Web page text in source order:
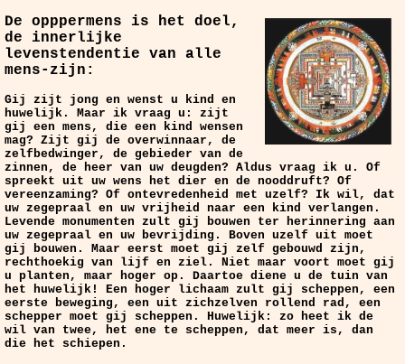
De opppermens is het doel,
de innerlijke
levenstendentie van alle
mens-zijn:
Gij zijt jong en wenst u kind en
huwelijk. Maar ik vraag u: zijt
gij een mens, die een kind wensen
mag? Zijt gij de overwinnaar, de
zelfbedwinger, de gebieder van de
zinnen, de heer van uw deugden? Aldus vraag ik u. Of
spreekt uit uw wens het dier en de nooddruft? Of
vereenzaming? Of ontevredenheid met uzelf? Ik wil, dat
uw zegepraal en uw vrijheid naar een kind verlangen.
Levende monumenten zult gij bouwen ter herinnering aan
uw zegepraal en uw bevrijding. Boven uzelf uit moet
gij bouwen. Maar eerst moet gij zelf gebouwd zijn,
rechthoekig van lijf en ziel. Niet maar voort moet gij
u planten, maar hoger op. Daartoe diene u de tuin van
het huwelijk! Een hoger lichaam zult gij scheppen, een
eerste beweging, een uit zichzelven rollend rad, een
schepper moet gij scheppen. Huwelijk: zo heet ik de
wil van twee, het ene te scheppen, dat meer is, dan
die het schiepen.